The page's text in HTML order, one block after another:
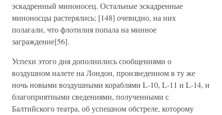
эскадренный миноносец. Остальные эскадренные
миноносцы растерялись; [148] очевидно, на них
полагали, что флотилия попала на минное
заграждение[56].
Успехи этого дня дополнились сообщениями о
воздушном налете на Лондон, произведенном в ту же
ночь новыми воздушными кораблями L-10, L-11 и L-14, и
благоприятными сведениями, полученными с
Балтийского театра, об успешном обстреле, которому